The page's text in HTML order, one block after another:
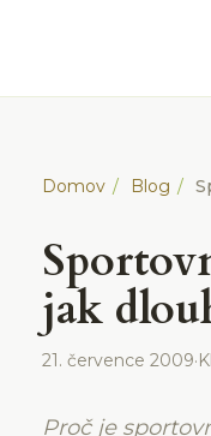
Domov / Blog /
jak
21. července 2009·
Proč je